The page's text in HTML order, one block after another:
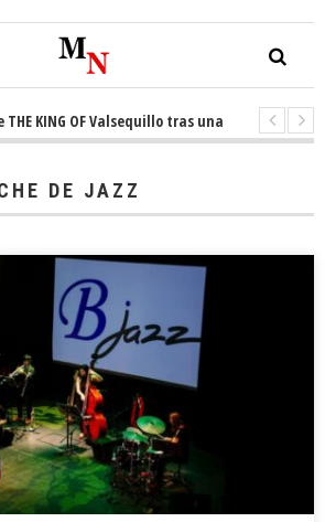
OF Valsequillo tras una jornada de
DE JAZZ